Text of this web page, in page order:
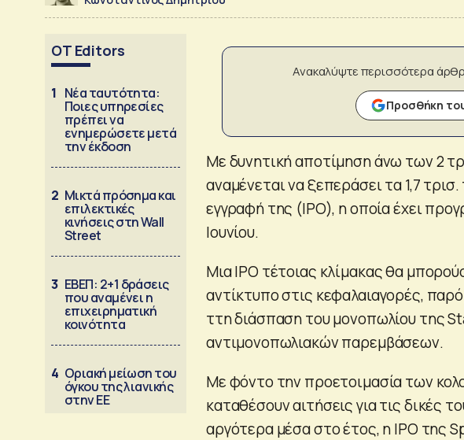
OT Editors
1 Νέα ταυτότητα:
Ποιες υπηρεσίες
πρέπει να
ενημερώσετε μετά
την έκδοση
2 Μικτά πρόσημα και
επιλεκτικές
κινήσεις στη Wall
Street
3 ΕΒΕΠ: 2+1 δράσεις
που αναμένει η
επιχειρηματική
κοινότητα
4 Οριακή μείωση του
όγκου της λιανικής
στην ΕΕ
Ανακαλύψτε περισσότερα
Προσθήκη
Με δυνητική αποτίμηση άνω των 2
αναμένεται να ξεπεράσει τα 1,7
εγγραφή της (IPO), η οποία έχει
Ιουνίου.
Μια IPO τέτοιας κλίμακας θα
αντίκτυπο στις κεφαλαιαγορές,
ττη διάσπαση του μονοπωλίου της
αντιμονοπωλιακών παρεμβάσεων.
Με φόντο την προετοιμασία των
καταθέσουν αιτήσεις για τις δικές
αργότερα μέσα στο έτος, η IPO της